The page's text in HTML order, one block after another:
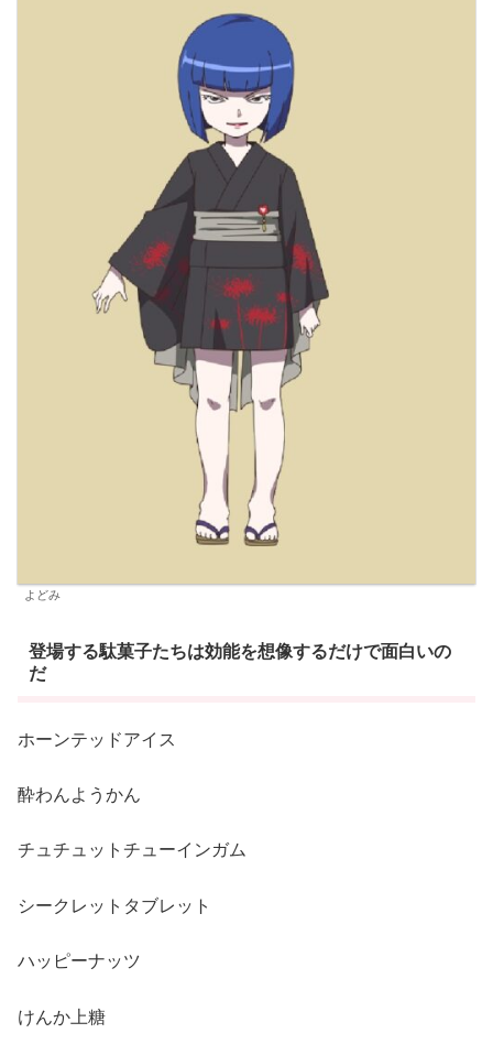
よどみ
登場する駄菓子たちは効能を想像するだけで面白いの
だ
ホーンテッドアイス
酔わんようかん
チュチュットチューインガム
シークレットタブレット
ハッピーナッツ
けんか上糖